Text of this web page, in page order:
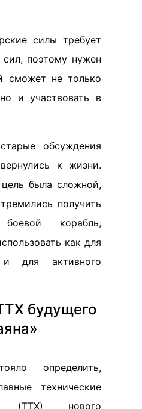
силы требует
поэтому нужен
сможет не только
и участвовать в
обсуждения
к жизни.
была сложной,
получить
боевой корабль,
как для
для активного
будущего
определить,
технические
(ТТХ) нового